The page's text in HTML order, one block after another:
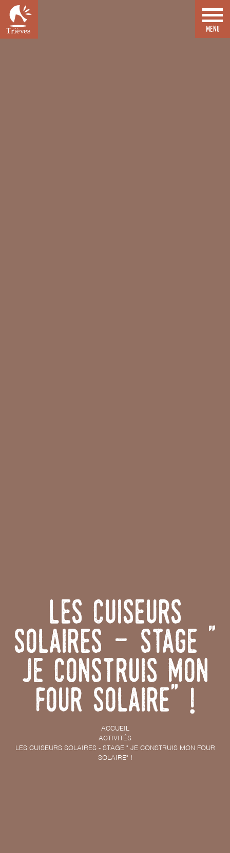
Les Cuiseurs
Solaires - stage "
je construis mon
four solaire" !
ACCUEIL
ACTIVITÉS
LES CUISEURS SOLAIRES - STAGE " JE CONSTRUIS MON FOUR
SOLAIRE" !